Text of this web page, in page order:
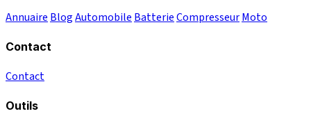
Annuaire BlogAutomobile BatterieCompresseurMoto
Contact
Contact
Outils